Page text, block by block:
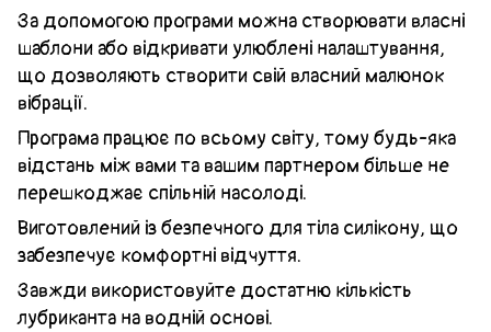
За допомогою програми можна створювати власні
шаблони або відкривати улюблені налаштування,
що дозволяють створити свій власний малюнок
вібрації.
Програма працює по всьому світу, тому будь-яка
відстань між вами та вашим партнером більше не
перешкоджає спільній насолоді.
Виготовлений із безпечного для тіла силікону, що
забезпечує комфортні відчуття.
Завжди використовуйте достатню кількість
лубриканта на водній основі.